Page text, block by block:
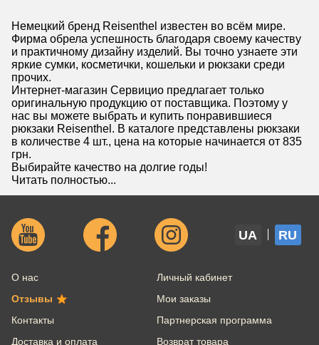
Немецкий бренд Reisenthel известен во всём мире.
Фирма обрела успешность благодаря своему качеству
и практичному дизайну изделий. Вы точно узнаете эти
яркие сумки, косметички, кошельки и рюкзаки среди
прочих.
Интернет-магазин Сервицио предлагает только
оригинальную продукцию от поставщика. Поэтому у
нас вы можете выбрать и купить понравившиеся
рюкзаки Reisenthel. В каталоге представлены рюкзаки
в количестве 4 шт., цена на которые начинается от 835
грн.
Выбирайте качество на долгие годы!
Читать полностью...
UA RU
О нас
Отзывы
Контакты
Доставка и оплата
Личный кабинет
Мои заказы
Партнерская программа
Возврат товара